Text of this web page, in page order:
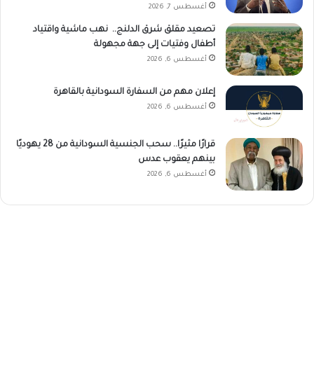
أغسطس 7, 2026
تصعيد مقلق شرق الدلنج.. نهب ماشية واقتياد
أطفال وفتيات إلى جهة مجهولة
أغسطس 6, 2026
إعلان مهم من السفارة السودانية بالقاهرة
أغسطس 6, 2026
قرارًا مثيرًا.. سحب الجنسية السودانية من 28 يهوديًا
بينهم يعقوب عدس
أغسطس 6, 2026